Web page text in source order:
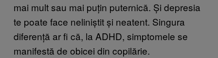
mai mult sau mai puțin puternică. Și depresia
te poate face neliniștit și neatent. Singura
diferență ar fi că, la ADHD, simptomele se
manifestă de obicei din copilărie.